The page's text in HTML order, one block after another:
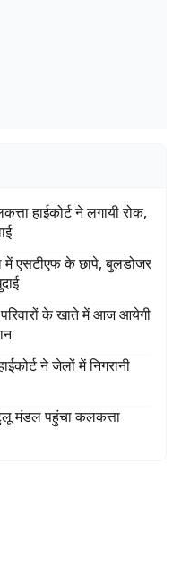
हाईकोर्ट ने लगायी रोक,
में एसटीएफ के छापे, बुलडोजर
के खाते में आज आयेगी
ने जेलों में निगरानी
मंडल पहुंचा कलकत्ता